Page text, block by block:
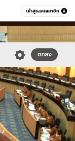
เข้าสู่ระบบสมาชิก
หมวดอื่นๆ
ตกลง